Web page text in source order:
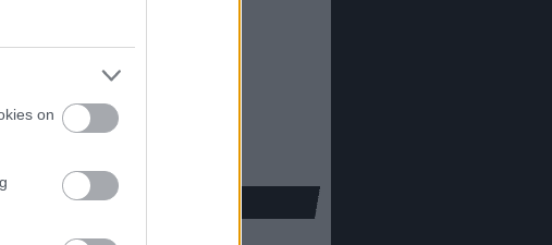
on
jack skellington
2012 2011
Takács Máté